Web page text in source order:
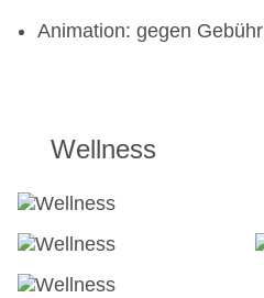
Animation: gegen Gebühr
Wellness